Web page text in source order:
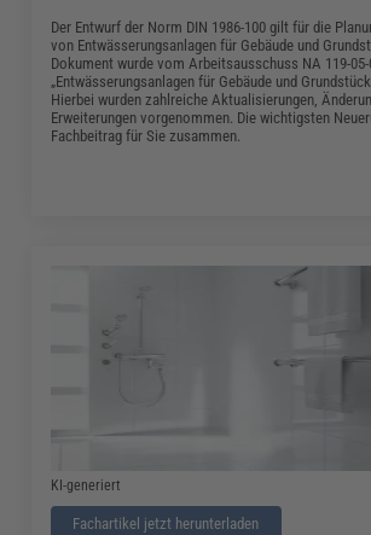
Der Entwurf der Norm DIN 1986-100 gilt für die
von Entwässerungsanlagen für Gebäude und
Dokument wurde vom Arbeitsausschuss NA 119-
„Entwässerungsanlagen für Gebäude und
Hierbei wurden zahlreiche Aktualisierungen,
Erweiterungen vorgenommen. Die wichtigsten
Fachbeitrag für Sie zusammen.
KI-generiert
Fachartikel jetzt herunterladen